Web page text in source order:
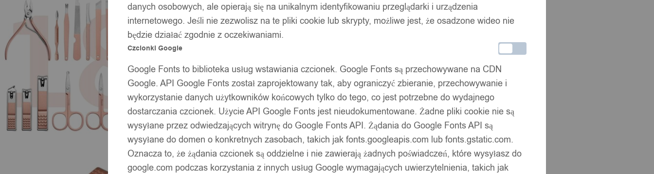
danych osobowych, ale opierają się na unikalnym identyfikowaniu przeglądarki i urządzenia
internetowego. Jeśli nie zezwolisz na te pliki cookie lub skrypty, możliwe jest, że osadzone wideo nie
będzie działać zgodnie z oczekiwaniami.
Czcionki Google
Google Fonts to biblioteka usług wstawiania czcionek. Google Fonts są przechowywane na CDN
Google. API Google Fonts został zaprojektowany tak, aby ograniczyć zbieranie, przechowywanie i
wykorzystanie danych użytkowników końcowych tylko do tego, co jest potrzebne do wydajnego
dostarczania czcionek. Użycie API Google Fonts jest nieudokumentowane. Żadne pliki cookie nie są
wysyłane przez odwiedzających witrynę do Google Fonts API. Żądania do Google Fonts API są
wysyłane do domen o konkretnych zasobach, takich jak fonts.googleapis.com lub fonts.gstatic.com.
Oznacza to, że żądania czcionek są oddzielne i nie zawierają żadnych poświadczeń, które wysyłasz do
google.com podczas korzystania z innych usług Google wymagających uwierzytelnienia, takich jak